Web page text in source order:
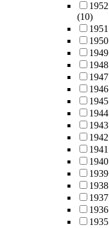
1952
(10)
1951
1950
1949
1948
1947
1946
1945
1944
1943
1942
1941
1940
1939
1938
1937
1936
1935